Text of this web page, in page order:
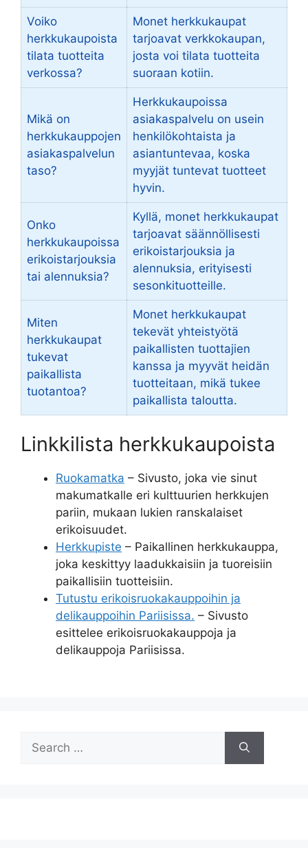
Voiko
herkkukaupoista
tilata tuotteita
verkossa?
Monet herkkukaupat
tarjoavat verkkokaupan,
josta voi tilata tuotteita
suoraan kotiin.
Mikä on
herkkukauppojen
asiakaspalvelun
taso?
Herkkukaupoissa
asiakaspalvelu on usein
henkilökohtaista ja
asiantuntevaa, koska
myyjät tuntevat tuotteet
hyvin.
Onko
herkkukaupoissa
erikoistarjouksia
tai alennuksia?
Kyllä, monet herkkukaupat
tarjoavat säännöllisesti
erikoistarjouksia ja
alennuksia, erityisesti
sesonkituotteille.
Miten
herkkukaupat
tukevat
paikallista
tuotantoa?
Monet herkkukaupat
tekevät yhteistyötä
paikallisten tuottajien
kanssa ja myyvät heidän
tuotteitaan, mikä tukee
paikallista taloutta.
Linkkilista herkkukaupoista
Ruokamatka – Sivusto, joka vie sinut
makumatkalle eri kulttuurien herkkujen
pariin, mukaan lukien ranskalaiset
erikoisuudet.
Herkkupiste – Paikallinen herkkukauppa,
joka keskittyy laadukkaisiin ja tuoreisiin
paikallisiin tuotteisiin.
Tutustu erikoisruokakauppoihin ja
delikauppoihin Pariisissa. – Sivusto
esittelee erikoisruokakauppoja ja
delikauppoja Pariisissa.
for: